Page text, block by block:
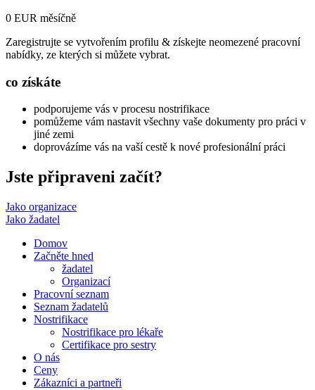
0 EUR měsíčně
Zaregistrujte se vytvořením profilu & získejte neomezené pracovní
nabídky, ze kterých si můžete vybrat.
co získáte
podporujeme vás v procesu nostrifikace
pomůžeme vám nastavit všechny vaše dokumenty pro práci v
jiné zemi
doprovázíme vás na vaší cestě k nové profesionální práci
Jste připraveni začít?
Jako organizace
Jako žadatel
Domov
Začněte hned
žadatel
Organizací
Pracovní seznam
Seznam žadatelů
Nostrifikace
Nostrifikace pro lékaře
Certifikace pro sestry
O nás
Ceny
Zákazníci a partneři